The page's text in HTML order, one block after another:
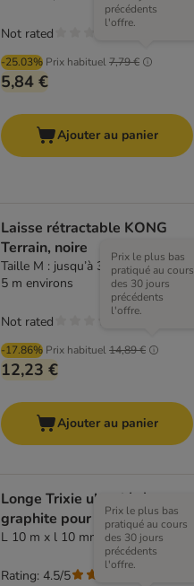
-25.03% Prix habituel7,79 €
précédents
l'offre.
5,84 €
Not rated
Ajouter au panier
Laisse rétractable KONG
Terrain, noire
Taille M : jusqu’à 30 kg, sangle de
5 m environs
-17.86% Prix habituel14,89 €
Prix le plus bas
pratiqué au cours
des 30 jours
précédents
l'offre.
12,23 €
Not rated
Ajouter au panier
Longe Trixie ultra légère,
graphite pour chien
L 10 m x l 10 mm
Prix le plus bas
pratiqué au cours
des 30 jours
précédents
l'offre.
Rating: 4.5/5